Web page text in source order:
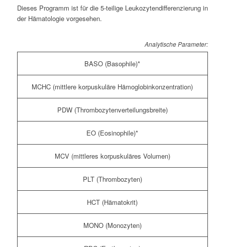
Dieses Programm ist für die 5-teilige Leukozytendifferenzierung in
der Hämatologie vorgesehen.
Analytische Parameter:
BASO (Basophile)*
MCHC (mittlere korpuskuläre Hämoglobinkonzentration)
PDW (Thrombozytenverteilungsbreite)
EO (Eosinophile)*
MCV (mittleres korpuskuläres Volumen)
PLT (Thrombozyten)
HCT (Hämatokrit)
MONO (Monozyten)